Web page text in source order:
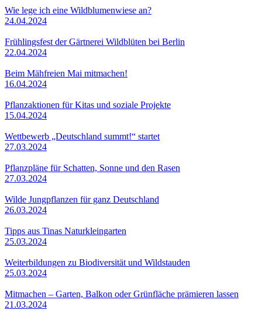
Wie lege ich eine Wildblumenwiese an?
24.04.2024
Frühlingsfest der Gärtnerei Wildblüten bei Berlin
22.04.2024
Beim Mähfreien Mai mitmachen!
16.04.2024
Pflanzaktionen für Kitas und soziale Projekte
15.04.2024
Wettbewerb „Deutschland summt!“ startet
27.03.2024
Pflanzpläne für Schatten, Sonne und den Rasen
27.03.2024
Wilde Jungpflanzen für ganz Deutschland
26.03.2024
Tipps aus Tinas Naturkleingarten
25.03.2024
Weiterbildungen zu Biodiversität und Wildstauden
25.03.2024
Mitmachen – Garten, Balkon oder Grünfläche prämieren lassen
21.03.2024